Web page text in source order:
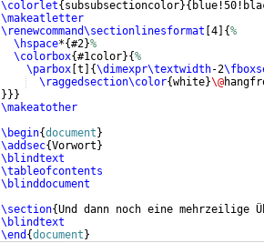
\colorlet{ subsubsectioncolor}{
\makeatletter
\renewcommand\sectionlinesformat 4 {%
\hspace*{#2}%
\colorbox{#1color}{%
\parbox t {\dimexpr\textwidth-2
\raggedsection\color{white}\@
}}}
\makeatother
\begin{document }
\addsec{Vorwort }
\blindtext
\tableofcontents
\blinddocument
\section{Und dann noch eine
\blindtext
\end {document }